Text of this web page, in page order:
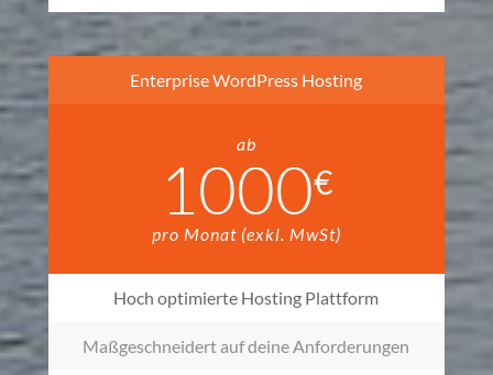
Enterprise WordPress Hosting
ab
1000€
pro Monat (exkl. MwSt)
Hoch optimierte Hosting Plattform
Maßgeschneidert auf deine Anforderungen